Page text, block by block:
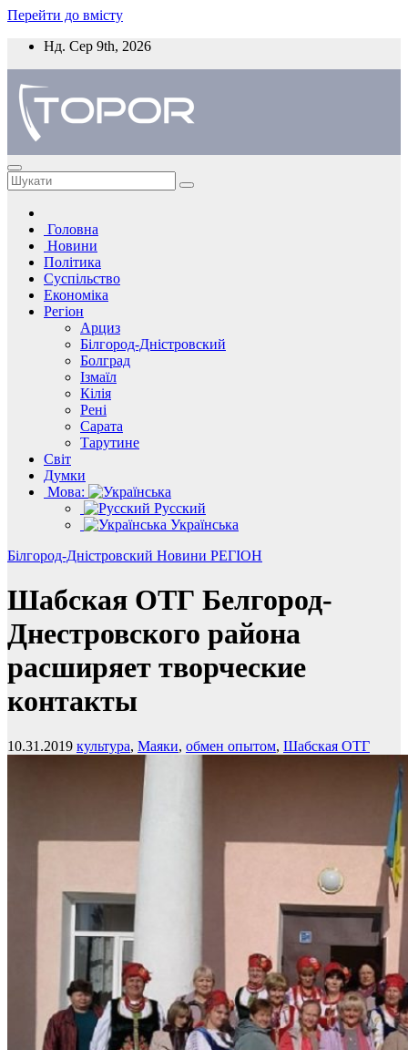
Перейти до вмісту
Нд. Сер 9th, 2026
Головна
Новини
Політика
Суспільство
Економіка
Регіон
Арциз
Білгород-Дністровский
Болград
Ізмаїл
Кілія
Рені
Сарата
Тарутине
Світ
Думки
Мова:
Русский
Українська
Білгород-Дністровский Новини РЕГІОН
Шабская ОТГ Белгород-
Днестровского района
расширяет творческие
контакты
10.31.2019 культура, Маяки, обмен опытом, Шабская ОТГ